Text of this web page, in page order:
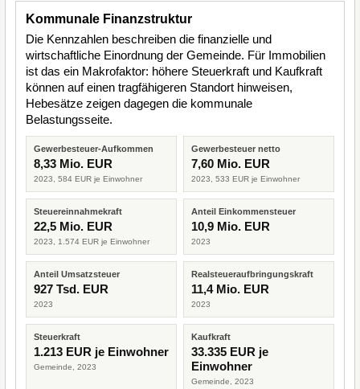
Kommunale Finanzstruktur
Die Kennzahlen beschreiben die finanzielle und
wirtschaftliche Einordnung der Gemeinde. Für Immobilien
ist das ein Makrofaktor: höhere Steuerkraft und Kaufkraft
können auf einen tragfähigeren Standort hinweisen,
Hebesätze zeigen dagegen die kommunale
Belastungsseite.
Gewerbesteuer-Aufkommen
8,33 Mio. EUR
2023, 584 EUR je Einwohner
Gewerbesteuer netto
7,60 Mio. EUR
2023, 533 EUR je Einwohner
Steuereinnahmekraft
22,5 Mio. EUR
2023, 1.574 EUR je Einwohner
Anteil Einkommensteuer
10,9 Mio. EUR
2023
Anteil Umsatzsteuer
927 Tsd. EUR
2023
Realsteueraufbringungskraft
11,4 Mio. EUR
2023
Steuerkraft
1.213 EUR je Einwohner
Gemeinde, 2023
Kaufkraft
33.335 EUR je
Einwohner
Gemeinde, 2023